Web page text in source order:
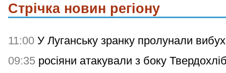
Стрічка новин регіону
11:00 У Луганську зранку пролунали
09:35 росіяни атакували з боку